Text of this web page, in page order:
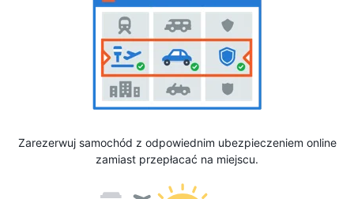
Zarezerwuj samochód z odpowiednim ubezpieczeniem online
zamiast przepłacać na miejscu.